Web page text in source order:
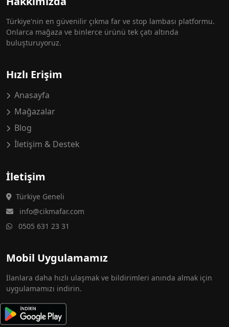
Türkiye'nin en güvenilir çıkma far ve stop lambası platformu.
Onlarca mağaza ve binlerce ürünü tek çatı altında
buluşturuyoruz.
Hızlı Erişim
Anasayfa
Mağazalar
Blog
İletişim & Destek
İletişim
Türkiye Geneli
info@cikmafar.com
0505 631 23 31
Mobil Uygulamamız
İlanlara daha hızlı ulaşmak ve bildirimleri anında almak için
uygulamamızı indirin.